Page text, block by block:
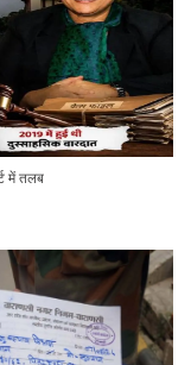
में तलब